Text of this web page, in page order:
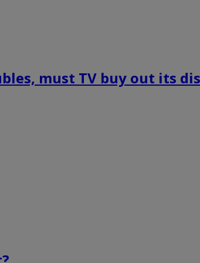
must TV buy out its